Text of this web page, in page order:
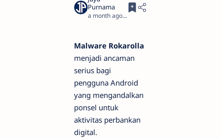
a month ago
Malware Rokarolla
menjadi ancaman
serius bagi
pengguna Android
yang mengandalkan
ponsel untuk
aktivitas perbankan
digital.